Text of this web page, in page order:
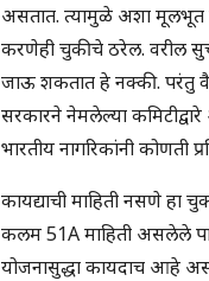
असतात. त्यामुळे अशा मूलभूत
करणेही चुकीचे ठरेल. वरील
जाऊ शकतात हे नक्की. परंतु
सरकारने नेमलेल्या
भारतीय नागरिकांनी कोणती
कायद्याची माहिती नसणे हा
कलम 51A माहिती असलेले
योजनासुद्धा कायदाच आहे